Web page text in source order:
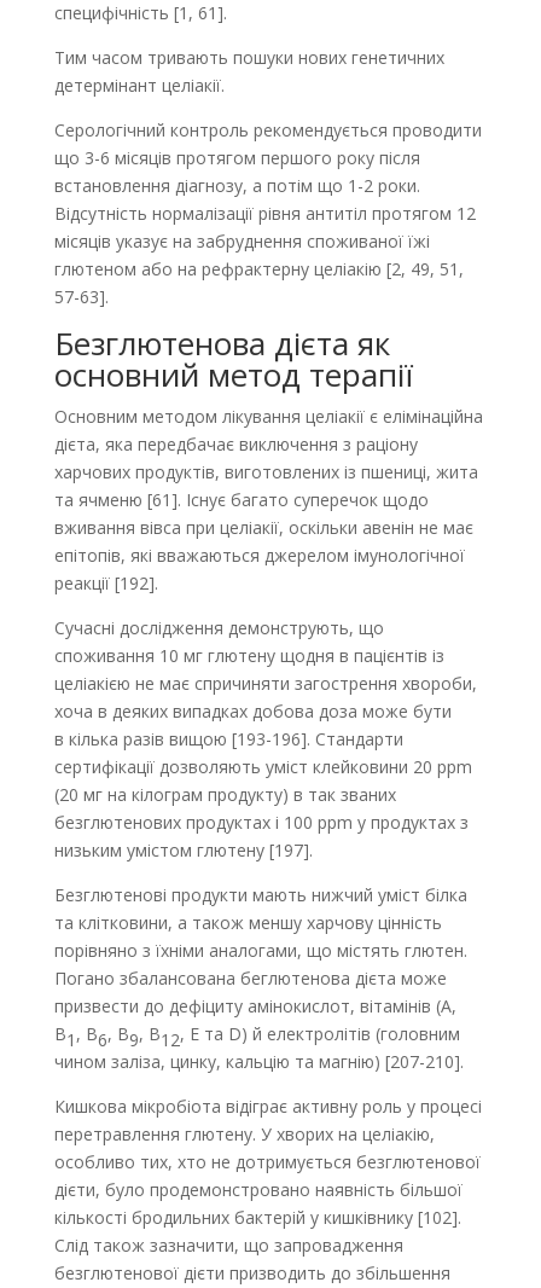
специфічність [1, 61].
Тим часом тривають пошуки нових генетичних
детермінант целіакії.
Серологічний контроль рекомендується проводити
що 3-6 місяців протягом першого року після
встановлення діагнозу, а потім що 1-2 роки.
Відсутність нормалізації рівня антитіл протягом 12
місяців указує на забруднення споживаної їжі
глютеном або на рефрактерну целіакію [2, 49, 51,
57-63].
Безглютенова дієта як
основний метод терапії
Основним методом лікування целіакії є елімінаційна
дієта, яка передбачає виключення з раціону
харчових продуктів, виготовлених із пшениці, жита
та ячменю [61]. Існує багато суперечок щодо
вживання вівса при целіакії, оскільки авенін не має
епітопів, які вважаються джерелом імунологічної
реакції [192].
Сучасні дослідження демонструють, що
споживання 10 мг глютену щодня в пацієнтів із
целіакією не має спричиняти загострення хвороби,
хоча в деяких випадках добова доза може бути
в кілька разів вищою [193-196]. Стандарти
сертифікації дозволяють уміст клейковини 20 ppm
(20 мг на кілограм продукту) в так званих
безглютенових продуктах і 100 ppm у продуктах з
низьким умістом глютену [197].
Безглютенові продукти мають нижчий уміст білка
та клітковини, а також меншу харчову цінність
порівняно з їхніми аналогами, що містять глютен.
Погано збалансована беглютенова дієта може
призвести до дефіциту амінокислот, вітамінів (A,
B1 , B6, В9, B12, E та D) й електролітів (головним
чином заліза, цинку, кальцію та магнію) [207-210].
Кишкова мікробіота відіграє активну роль у процесі
перетравлення глютену. У хворих на целіакію,
особливо тих, хто не дотримується безглютенової
дієти, було продемонстровано наявність більшої
кількості бродильних бактерій у кишківнику [102].
Слід також зазначити, що запровадження
безглютенової дієти призводить до збільшення